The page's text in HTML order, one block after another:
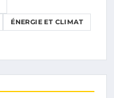
ÉNERGIE ET CLIMAT